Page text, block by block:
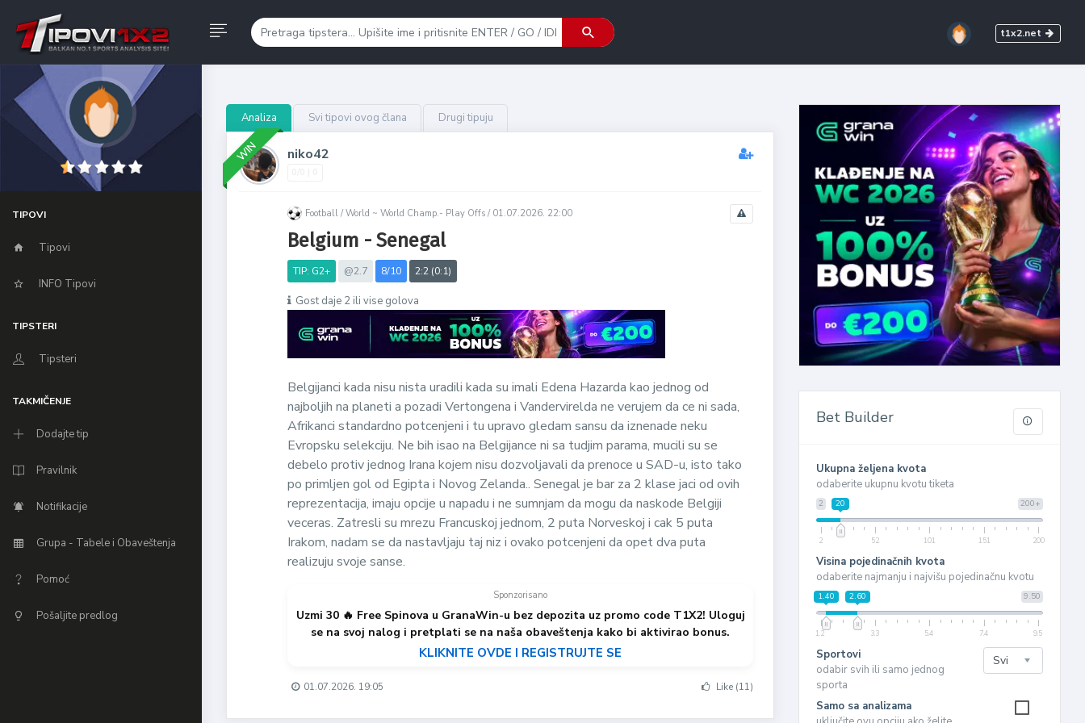
t1x2.net
TIPOVI
Tipovi
INFO Tipovi
TIPSTERI
Tipsteri
TAKMIČENJE
Dodajte tip
Pravilnik
Notifikacije
Grupa - Tabele i Obaveštenja
Pomoć
Pošaljite predlog
Analiza Svi tipovi ovog člana Drugi tipuju
WIN niko42
Football /World ~ World Champ.- Play Offs / 01.07.2026. 22:00
Belgium - Senegal
TIP: G2+ @2.7 8/10 2:2 (0:1)
Gost daje 2 ili vise golova
Belgijanci kada nisu nista uradili kada su imali Edena Hazarda kao jednog od
najboljih na planeti a pozadi Vertongena i Vandervirelda ne verujem da ce ni sada,
Afrikanci standardno potcenjeni i tu upravo gledam sansu da iznenade neku
Evropsku selekciju. Ne bih isao na Belgijance ni sa tudjim parama, mucili su se
debelo protiv jednog Irana kojem nisu dozvoljavali da prenoce u SAD-u, isto tako
po primljen gol od Egipta i Novog Zelanda.. Senegal je bar za 2 klase jaci od ovih
reprezentacija, imaju opcije u napadu i ne sumnjam da mogu da naskode Belgiji
veceras. Zatresli su mrezu Francuskoj jednom, 2 puta Norveskoj i cak 5 puta
Irakom, nadam se da nastavljaju taj niz i ovako potcenjeni da opet dva puta
realizuju svoje sanse.
Sponzorisano
Uzmi 30 🔥 Free Spinova u GranaWin-u bez depozita uz promo code T1X2! Uloguj
se na svoj nalog i pretplati se na naša obaveštenja kako bi aktivirao bonus.
KLIKNITE OVDE I REGISTRUJTE SE
01.07.2026. 19:05 Like (11)
Bet Builder
Ukupna željena kvota
odaberite ukupnu kvotu tiketa
2 200+
20
2 52 101 151 200
Visina pojedinačnih kvota
odaberite najmanju i najvišu pojedinačnu kvotu
9.50
1.40 2.60
1.2 3.3 5.4 7.4 9.5
Sportovi
odabir svih ili samo jednog
sporta
Samo sa analizama